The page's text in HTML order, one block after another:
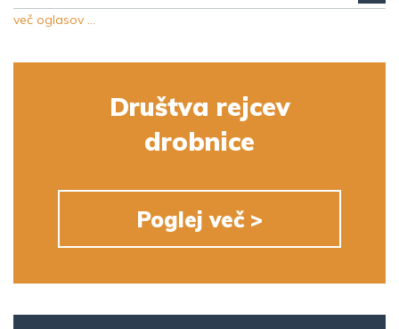
več oglasov …
Društva rejcev
drobnice
Poglej več >